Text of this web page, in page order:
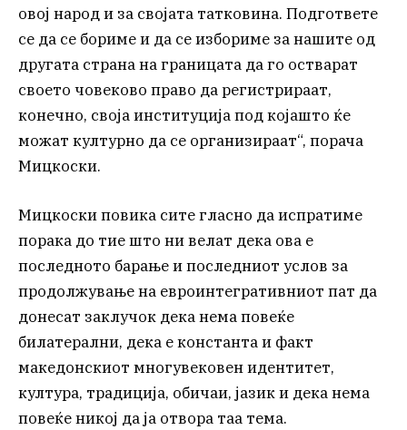
овој народ и за својата татковина. Подгответе
се да се бориме и да се избориме за нашите од
другата страна на границата да го остварат
своето човеково право да регистрираат,
конечно, своја институција под којашто ќе
можат културно да се организираат“, порача
Мицкоски.
Мицкоски повика сите гласно да испратиме
порака до тие што ни велат дека ова е
последното барање и последниот услов за
продолжување на евроинтегративниот пат да
донесат заклучок дека нема повеќе
билатерални, дека е константа и факт
македонскиот многувековен идентитет,
култура, традиција, обичаи, јазик и дека нема
повеќе никој да ја отвора таа тема.